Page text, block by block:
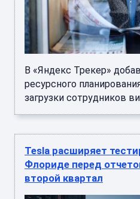
В «Яндекс Трекер»
ресурсного
загрузки сотрудников
Tesla расширяет
Флориде перед
второй квартал